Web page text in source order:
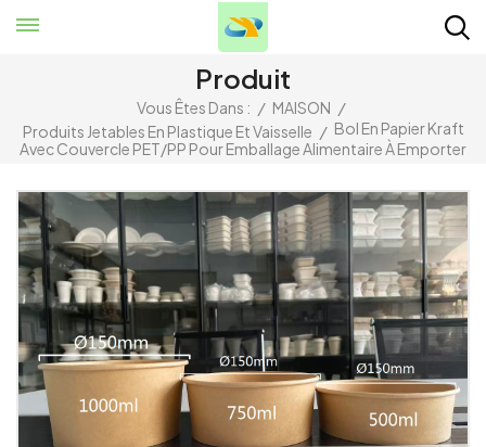
Produit
Vous Êtes Dans : / MAISON /
Produits Jetables En Plastique Et Vaisselle / Bol En Papier Kraft
Avec Couvercle PET/PP Pour Emballage Alimentaire À Emporter